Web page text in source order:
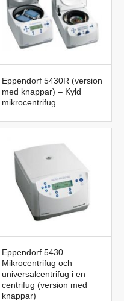
Eppendorf 5430R (version
med knappar) – Kyld
mikrocentrifug
Eppendorf 5430 –
Mikrocentrifug och
universalcentrifug i en
centrifug (version med
knappar)